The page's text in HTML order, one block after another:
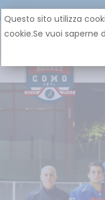
Questo sito utilizza
cookie.Se vuoi saperne